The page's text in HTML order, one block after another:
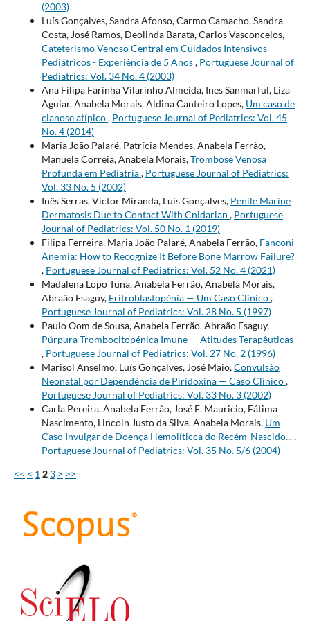
(2003)
Luís Gonçalves, Sandra Afonso, Carmo Camacho, Sandra
Costa, José Ramos, Deolinda Barata, Carlos Vasconcelos,
Cateterismo Venoso Central em Cuidados Intensivos
Pediátricos - Experiência de 5 Anos, Portuguese Journal of
Pediatrics: Vol. 34 No. 4 (2003)
Ana Filipa Farinha Vilarinho Almeida, Ines Sanmarful, Liza
Aguiar, Anabela Morais, Aldina Canteiro Lopes, Um caso de
cianose atípico, Portuguese Journal of Pediatrics: Vol. 45
No. 4 (2014)
Maria João Palaré, Patrícia Mendes, Anabela Ferrão,
Manuela Correia, Anabela Morais,Trombose Venosa
Profunda em Pediatria, Portuguese Journal of Pediatrics:
Vol. 33 No. 5 (2002)
Inês Serras, Victor Miranda, Luís Gonçalves, Penile Marine
Dermatosis Due to Contact With Cnidarian , Portuguese
Journal of Pediatrics: Vol. 50 No. 1 (2019)
Filipa Ferreira, Maria João Palaré, Anabela Ferrão, Fanconi
Anemia: How to Recognize It Before Bone Marrow Failure?
, Portuguese Journal of Pediatrics: Vol. 52 No. 4 (2021)
Madalena Lopo Tuna, Anabela Ferrão, Anabela Morais,
Abraão Esaguy, Eritroblastopénia — Um Caso Clínico,
Portuguese Journal of Pediatrics: Vol. 28 No. 5 (1997)
Paulo Oom de Sousa, Anabela Ferrão, Abraão Esaguy,
Púrpura Trombocitopénica Imune — Atitudes Terapêuticas
, Portuguese Journal of Pediatrics: Vol. 27 No. 2 (1996)
Marisol Anselmo, Luís Gonçalves, José Maio,Convulsão
Neonatal por Dependência de Piridoxina — Caso Clínico,
Portuguese Journal of Pediatrics: Vol. 33 No. 3 (2002)
Carla Pereira, Anabela Ferrão, José E. Mauricio, Fátima
Nascimento, Lincoln Justo da Silva, Anabela Morais, Um
Caso Invulgar de Doença Hemolíticca do Recém-Nascido...,
Portuguese Journal of Pediatrics: Vol. 35 No. 5/6 (2004)
<< < 1 2 3 > >>